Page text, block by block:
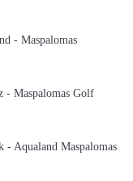
- Maspalomas
- Maspalomas Golf
- Aqualand Maspalomas